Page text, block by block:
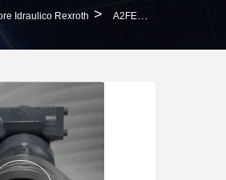
Idraulico Rexroth > A2FE160 A2FE180 Motore Idraulico Rexroth A2FE A2F A2FE160/61W -VZL181K A2FE160/61W -VZL188F Motore A Pistoni A Presa Fissa